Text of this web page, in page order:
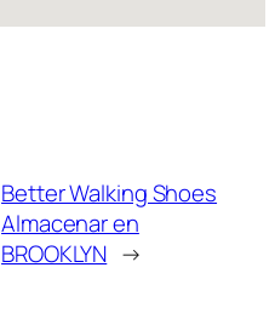
Better Walking Shoes
Almacenar en
BROOKLYN →